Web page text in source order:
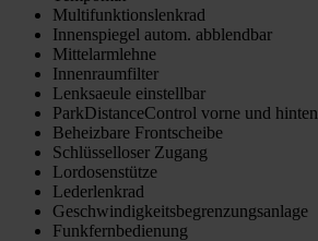
Multifunktionslenkrad
Innenspiegel autom. abblendbar
Mittelarmlehne
Innenraumfilter
Lenksaeule einstellbar
ParkDistanceControl vorne und hinten
Beheizbare Frontscheibe
Schlüsselloser Zugang
Lordosenstütze
Lederlenkrad
Geschwindigkeitsbegrenzungsanlage
Funkfernbedienung